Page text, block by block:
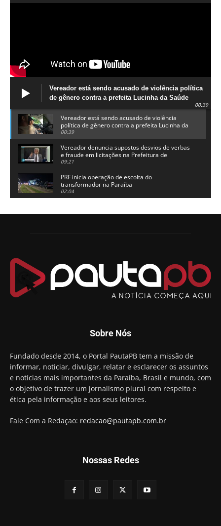
Vereador está sendo acusado de violência política
de gênero contra a prefeita Lucinha da Saúde
00:39
Vereador está sendo acusado de violência
política de gênero contra a prefeita Lucinha da
Saúde
00:39
Vereador denuncia supostos desvios de verbas
e fraude em licitações na Prefeitura de
Alhandra
09:21
PRF inicia operação de escolta do
transformador na Paraíba
02:04
candidatura a governador da Paraíba
Chapa dos sonhos: Cícero agradece a Galdino,
Arthur Lira parabeniza Karla Pimentel por sua
reeleição em Conde
00:23
Aguinaldo Ribeiro destaca apoio do PP a Hugo
preso e faz vídeo na cadeia
Hugo Motta retira projeto que permitia bancos
"confiscar" dinheiro de clientes
01:49
Descaso da gestão Panta deixa crianças e
professoras 'ilhadas' em creche
00:16
Sobre Nós
Fundado desde 2014, o Portal PautaPB tem a missão de
informar, noticiar, divulgar, relatar e esclarecer os assuntos
e notícias mais importantes da Paraíba, Brasil e mundo, com
o objetivo de trazer um jornalismo plural com respeito e
ética pela informação e aos seus leitores.
Fale Com a Redaçao: redacao@pautapb.com.br
Nossas Redes